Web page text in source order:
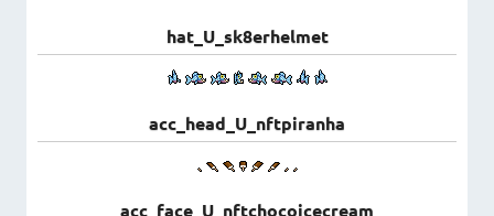
hat_U_sk8erhelmet
acc_head_U_nftpiranha
acc_face_U_nftchocoicecream